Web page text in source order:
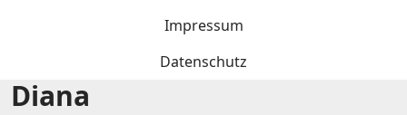
Impressum
Datenschutz
Diana